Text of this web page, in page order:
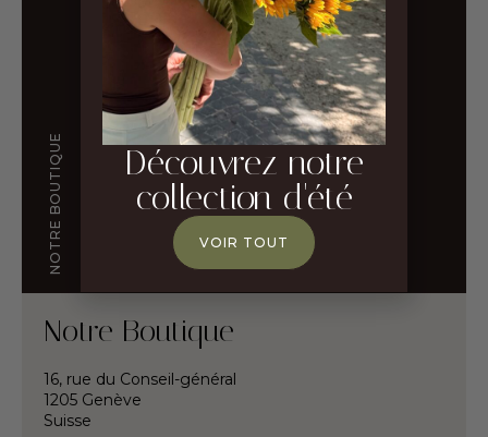
NOTRE BOUTIQUE
Notre Boutique
16, rue du Conseil-général
1205 Genève
Suisse
Découvrez notre
collection d'été
VOIR TOUT